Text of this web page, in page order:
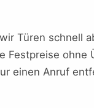
Türen schnell
ohne
einen Anruf